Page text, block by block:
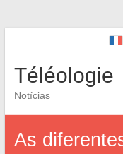
Téléologie
Notícias
As